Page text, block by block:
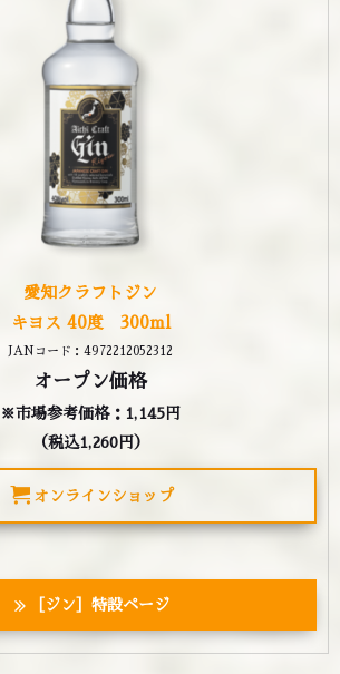
愛知クラフトジン
キヨス 40度 300ml
JANコード：4972212052312
オープン価格
※市場参考価格：1,145円
（税込1,260円）
オンラインショップ
［ジン］特設ページ